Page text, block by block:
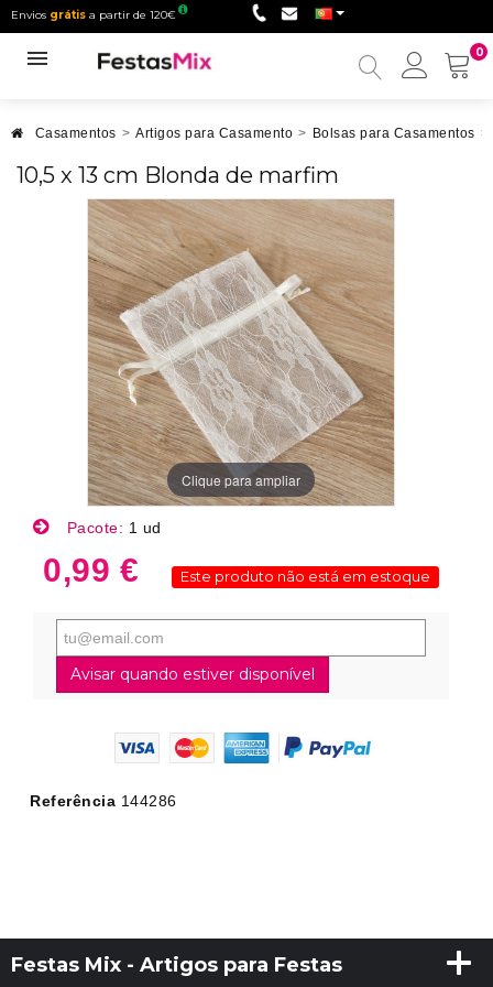
Envios grátis a partir de 120€
0
Minha
Casamentos > Artigos para Casamento > Bolsas para Casamentos >
10,5 x 13 cm Blonda de marfim
Clique para ampliar
Pacote: 1 ud
0,99 € Este produto não está em estoque
Avisar quando estiver disponível
Referência 144286
Festas Mix - Artigos para Festas